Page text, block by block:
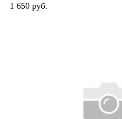
1 650 руб.